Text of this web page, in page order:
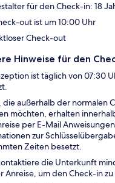
für den Check-in: 18
out ist um 10:00 Uhr
Check-out
Hinweise für den
ist täglich von 07:30
die außerhalb der normalen
möchten, erhalten
per E-Mail
zur
Zeiten besetzt.
die Unterkunft
Anreise, um den Check-in